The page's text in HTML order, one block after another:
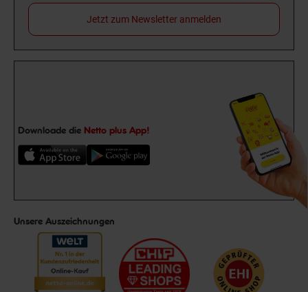
Jetzt zum Newsletter anmelden
Downloade die Netto plus App!
Unsere Auszeichnungen